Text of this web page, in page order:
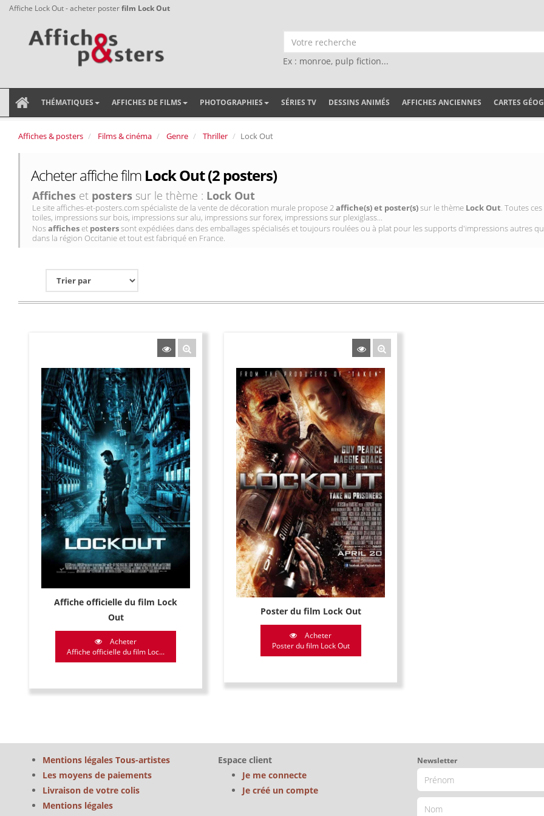
Affiche Lock Out - acheter posterfilm Lock Out
Ex : monroe, pulp fiction...
THÉMATIQUES AFFICHES DE FILMS PHOTOGRAPHIES SÉRIES TV DESSINS ANIMÉS AFFICHES ANCIENNES CARTES
Affiches & posters Films & cinéma Genre Thriller Lock Out
Acheter affiche film Lock Out (2 posters)
Affiches et posters sur le thème : Lock Out
Le site affiches-et-posters.com spécialiste de la vente de décoration murale propose 2affiche(s) et poster(s)sur le thème Lock Out. Toutes ces
toiles, impressions sur bois, impressions sur alu, impressions sur forex, impressions sur plexiglass...
Nosafficheset posterssont expédiées dans des emballages spécialisés et toujours roulées ou à plat pour les supports d'impressions autres
dans la région Occitanie et tout est fabriqué en France.
Affiche officielle du film Lock
Out
Acheter
Affiche officielle du film Loc...
Poster du film Lock Out
Acheter
Poster du film Lock Out
Mentions légales Tous-artistes
Les moyens de paiements
Livraison de votre colis
Mentions légales
Espace client
Je me connecte
Je créé un compte
Newsletter